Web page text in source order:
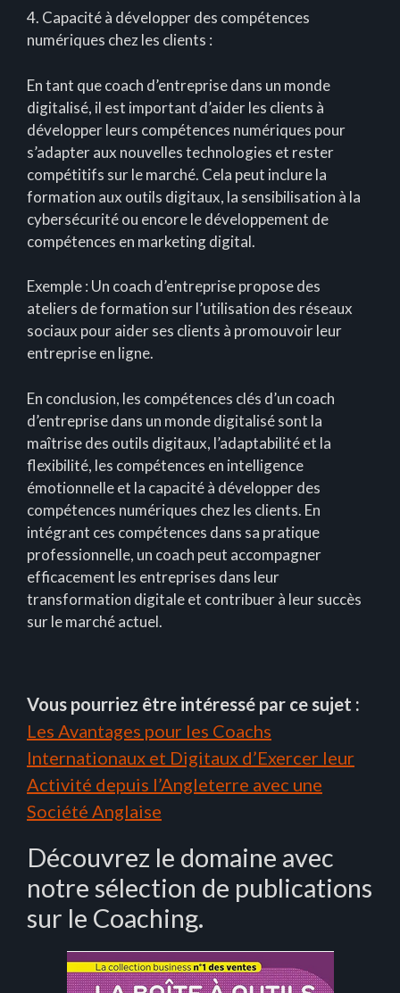
4. Capacité à développer des compétences
numériques chez les clients :
En tant que coach d’entreprise dans un monde
digitalisé, il est important d’aider les clients à
développer leurs compétences numériques pour
s’adapter aux nouvelles technologies et rester
compétitifs sur le marché. Cela peut inclure la
formation aux outils digitaux, la sensibilisation à la
cybersécurité ou encore le développement de
compétences en marketing digital.
Exemple : Un coach d’entreprise propose des
ateliers de formation sur l’utilisation des réseaux
sociaux pour aider ses clients à promouvoir leur
entreprise en ligne.
En conclusion, les compétences clés d’un coach
d’entreprise dans un monde digitalisé sont la
maîtrise des outils digitaux, l’adaptabilité et la
flexibilité, les compétences en intelligence
émotionnelle et la capacité à développer des
compétences numériques chez les clients. En
intégrant ces compétences dans sa pratique
professionnelle, un coach peut accompagner
efficacement les entreprises dans leur
transformation digitale et contribuer à leur succès
sur le marché actuel.
Vous pourriez être intéressé par ce sujet :
Les Avantages pour les Coachs
Internationaux et Digitaux d’Exercer leur
Activité depuis l’Angleterre avec une
Société Anglaise
Découvrez le domaine avec
notre sélection de publications
sur le Coaching.